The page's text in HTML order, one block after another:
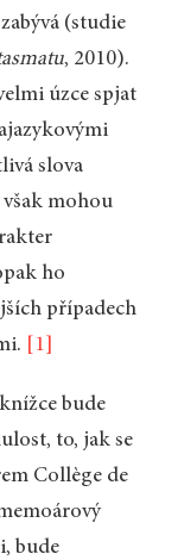
(studie
, 2010).
úzce spjat
slova
mohou
ho
případech
[1]
bude
to, jak se
Collège de
bude